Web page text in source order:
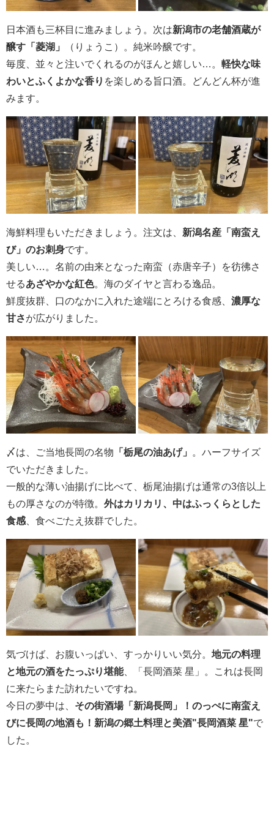
日本酒も三杯目に進みましょう。次は新潟市の老舗酒蔵が
醸す「菱湖」
（りょうこ）。純米吟醸です。
毎度、並々と注いでくれるのがほんと嬉しい…。 軽快な味
わいとふくよかな香り を楽しめる旨口酒。どんどん杯が進
みます。
海鮮料理もいただきましょう。注文は、 新潟名産「南蛮え
び」のお刺身です。
美しい…。名前の由来となった南蛮（赤唐辛子）を彷彿さ
せるあざやかな紅色 。海のダイヤと言わる逸品。
鮮度抜群、口のなかに入れた途端にとろける食感、 濃厚な
甘さが広がりました。
〆は、ご当地長岡の名物 「栃尾の油あげ」
。ハーフサイズ
でいただきました。
一般的な薄い油揚げに比べて、栃尾油揚げは通常の3倍以上
もの厚さなのが特徴。 外はカリカリ、中はふっくらとした
食感 、食べごたえ抜群でした。
気づけば、お腹いっぱい、すっかりいい気分。 地元の料理
と地元の酒をたっぷり堪能、「長岡酒菜 星」。これは長岡
に来たらまた訪れたいですね。
今日の夢中は、 その街酒場「新潟長岡」！のっぺに南蛮え
びに長岡の地酒も！新潟の郷土料理と美酒"長岡酒菜 星"で
した。